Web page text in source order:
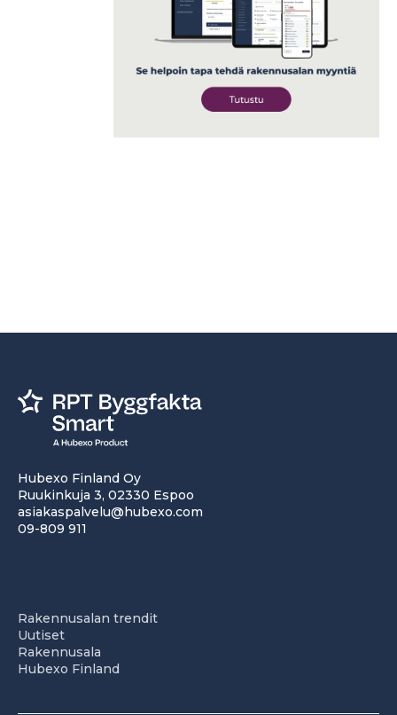
Hubexo Finland Oy
Ruukinkuja 3, 02330 Espoo
asiakaspalvelu@hubexo.com
09-809 911
Rakennusalan trendit
Uutiset
Rakennusala
Hubexo Finland